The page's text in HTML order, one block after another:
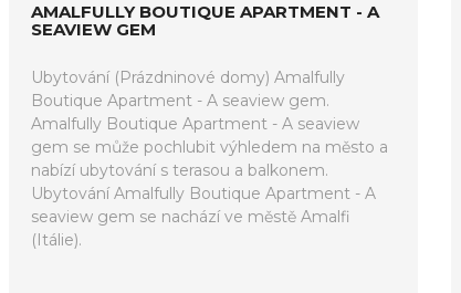
AMALFULLY BOUTIQUE APARTMENT - A
SEAVIEW GEM
Ubytování (Prázdninové domy) Amalfully
Boutique Apartment - A seaview gem.
Amalfully Boutique Apartment - A seaview
gem se může pochlubit výhledem na město a
nabízí ubytování s terasou a balkonem.
Ubytování Amalfully Boutique Apartment - A
seaview gem se nachází ve městě Amalfi
(Itálie).